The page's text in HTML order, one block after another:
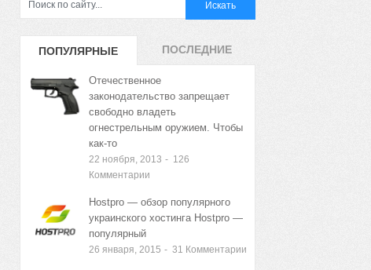
ПОПУЛЯРНЫЕ
ЗАПИСИ
ПОСЛЕДНИЕ
Отечественное
законодательство запрещает
свободно владеть
огнестрельным оружием. Чтобы
как-то
22 ноября, 2013 - 126
Комментарии
Hostpro — обзор популярного
украинского хостинга Hostpro —
популярный
26 января, 2015 - 31 Комментарии